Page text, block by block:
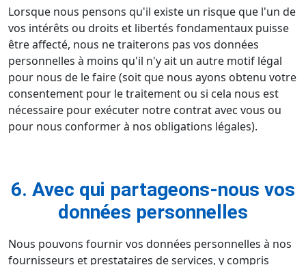
Lorsque nous pensons qu'il existe un risque que l'un de
vos intérêts ou droits et libertés fondamentaux puisse
être affecté, nous ne traiterons pas vos données
personnelles à moins qu'il n'y ait un autre motif légal
pour nous de le faire (soit que nous ayons obtenu votre
consentement pour le traitement ou si cela nous est
nécessaire pour exécuter notre contrat avec vous ou
pour nous conformer à nos obligations légales).
6. Avec qui partageons-nous vos
données personnelles
Nous pouvons fournir vos données personnelles à nos
fournisseurs et prestataires de services, y compris